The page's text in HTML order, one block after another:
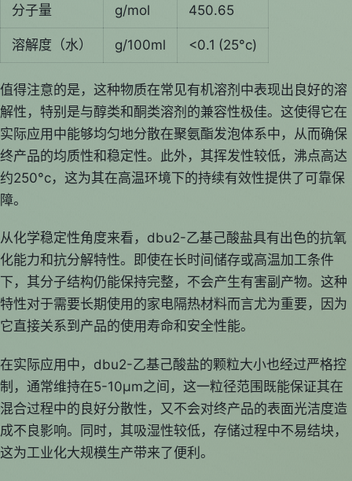
分子量
g/mol
450.65
溶解度（水）
g/100ml <0.1 (25°c)
值得注意的是，这种物质在常见有机溶剂中表现出良好的溶
解性，特别是与醇类和酮类溶剂的兼容性极佳。这使得它在
实际应用中能够均匀地分散在聚氨酯发泡体系中，从而确保
终产品的均质性和稳定性。此外，其挥发性较低，沸点高达
约250°c，这为其在高温环境下的持续有效性提供了可靠保
障。
从化学稳定性角度来看，dbu2-乙基己酸盐具有出色的抗氧
化能力和抗分解特性。即使在长时间储存或高温加工条件
下，其分子结构仍能保持完整，不会产生有害副产物。这种
特性对于需要长期使用的家电隔热材料而言尤为重要，因为
它直接关系到产品的使用寿命和安全性能。
在实际应用中，dbu2-乙基己酸盐的颗粒大小也经过严格控
制，通常维持在5-10μm之间，这一粒径范围既能保证其在
混合过程中的良好分散性，又不会对终产品的表面光洁度造
成不良影响。同时，其吸湿性较低，存储过程中不易结块，
这为工业化大规模生产带来了便利。